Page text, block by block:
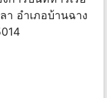
า อําเภอบ้านฉาง